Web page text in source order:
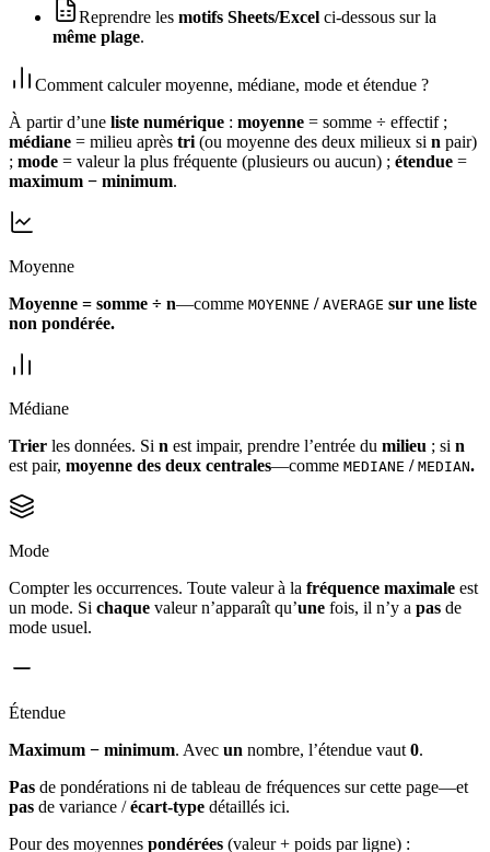
Reprendre les motifs Sheets/Excel ci‑dessous sur la
même plage.
Comment calculer moyenne, médiane, mode et étendue ?
À partir d’une liste numérique : moyenne = somme ÷ effectif ;
médiane = milieu après tri (ou moyenne des deux milieux si n pair)
; mode = valeur la plus fréquente (plusieurs ou aucun) ; étendue =
maximum − minimum.
Moyenne
Moyenne = somme ÷ n—comme MOYENNE / AVERAGE sur une liste
non pondérée.
Médiane
Trier les données. Si n est impair, prendre l’entrée du milieu ; si n
est pair, moyenne des deux centrales—comme MEDIANE / MEDIAN.
Mode
Compter les occurrences. Toute valeur à la fréquence maximale est
un mode. Si chaque valeur n’apparaît qu’une fois, il n’y a pas de
mode usuel.
Étendue
Maximum − minimum. Avec un nombre, l’étendue vaut 0.
Pas de pondérations ni de tableau de fréquences sur cette page—et
pas de variance /écart-type détaillés ici.
Pour des moyennes pondérées (valeur + poids par ligne) :